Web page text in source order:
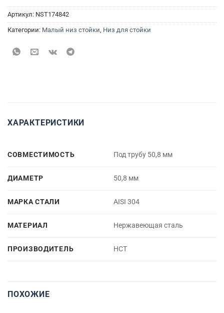
Артикул: NST174842
Категории: Малый низ стойки, Низ для стойки
ХАРАКТЕРИСТИКИ
СОВМЕСТИМОСТЬ Под трубу 50,8 мм
ДИАМЕТР 50,8 мм
МАРКА СТАЛИ AISI 304
МАТЕРИАЛ Нержавеющая сталь
ПРОИЗВОДИТЕЛЬ НСТ
ПОХОЖИЕ